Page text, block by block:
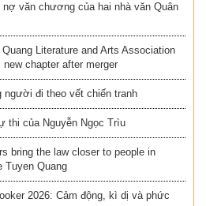
nợ văn chương của hai nhà văn Quân
Literature and Arts Association
new chapter after merger
người đi theo vết chiến tranh
thi của Nguyễn Ngọc Trìu
bring the law closer to people in
Tuyen Quang
2026: Cảm động, kì dị và phức